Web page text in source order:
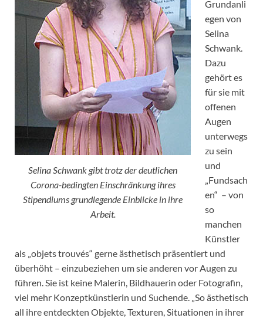
Selina Schwank gibt trotz der deutlichen
Corona-bedingten Einschränkung ihres
Stipendiums grundlegende Einblicke in ihre
Arbeit.
Grundanli
egen von
Selina
Schwank.
Dazu
gehört es
für sie mit
offenen
Augen
unterwegs
zu sein
und
„Fundsach
en“ – von
so
manchen
Künstler
als „objets trouvés“ gerne ästhetisch präsentiert und
überhöht – einzubeziehen um sie anderen vor Augen zu
führen. Sie ist keine Malerin, Bildhauerin oder Fotografin,
viel mehr Konzeptkünstlerin und Suchende. „So ästhetisch
all ihre entdeckten Objekte, Texturen, Situationen in ihrer